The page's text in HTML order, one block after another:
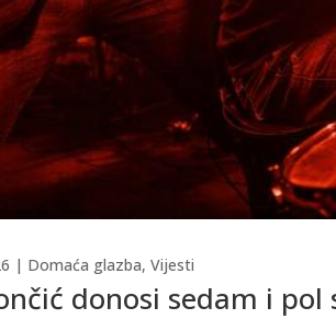
donosi sedam i
| Domaća glazba,Vijesti